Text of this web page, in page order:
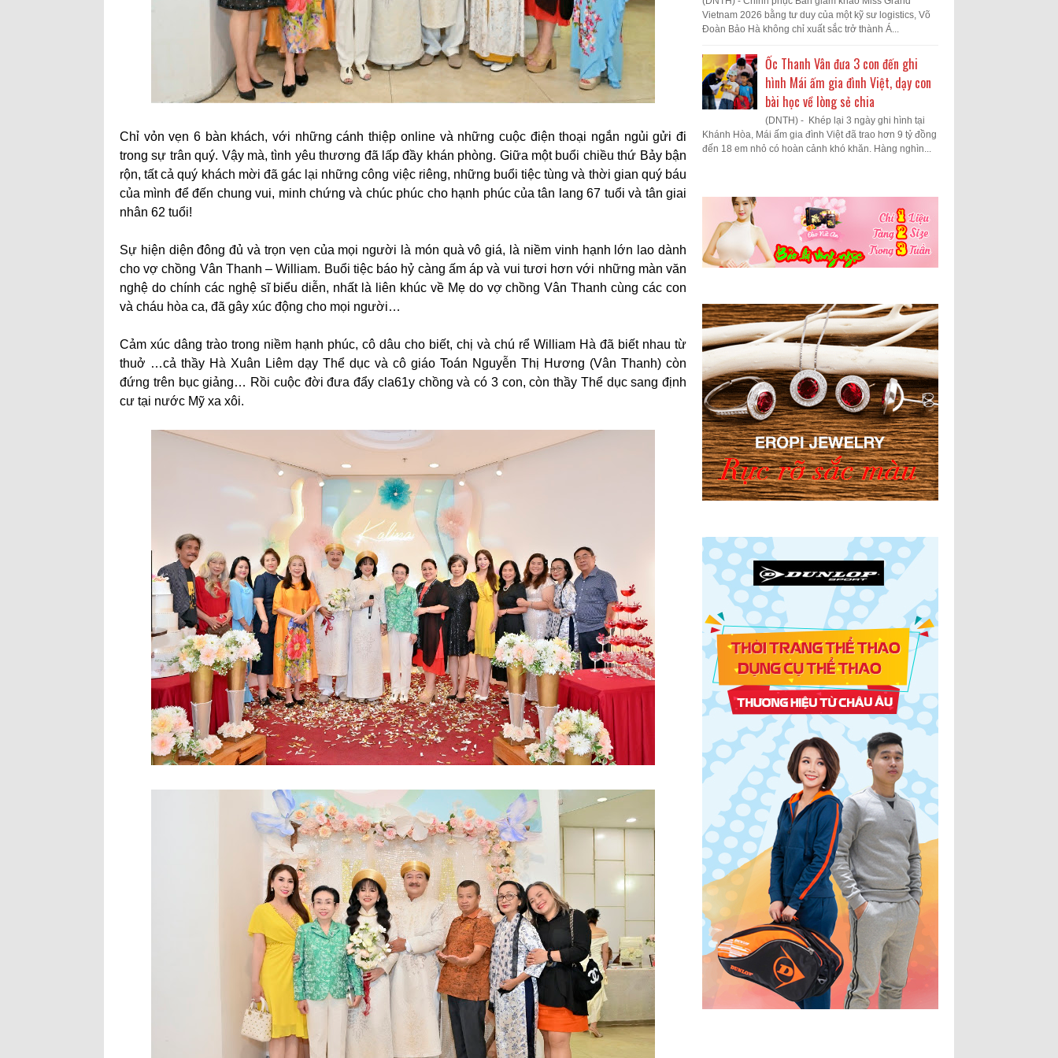
Chỉ vỏn vẹn 6 bàn khách, với những cánh thiệp online và những cuộc điện thoại ngắn ngủi gửi đi
trong sự trân quý. Vậy mà, tình yêu thương đã lấp đầy khán phòng. Giữa một buổi chiều thứ Bảy bận
rộn, tất cả quý khách mời đã gác lại những công việc riêng, những buổi tiệc tùng và thời gian quý báu
của mình để đến chung vui, minh chứng và chúc phúc cho hạnh phúc của tân lang 67 tuổi và tân giai
nhân 62 tuổi!
​Sự hiện diện đông đủ và trọn vẹn của mọi người là món quà vô giá, là niềm vinh hạnh lớn lao dành
cho vợ chồng Vân Thanh – William. Buổi tiệc báo hỷ càng ấm áp và vui tươi hơn với những màn văn
nghệ do chính các nghệ sĩ biểu diễn, nhất là liên khúc về Mẹ do vợ chồng Vân Thanh cùng các con
và cháu hòa ca, đã gây xúc động cho mọi người…
​Cảm xúc dâng trào trong niềm hạnh phúc, cô dâu cho biết, chị và chú rể William Hà đã biết nhau từ
thuở …cả thầy Hà Xuân Liêm dạy Thể dục và cô giáo Toán Nguyễn Thị Hương (Vân Thanh) còn
đứng trên bục giảng… Rồi cuộc đời đưa đẩy cla61y chồng và có 3 con, còn thầy Thể dục sang định
cư tại nước Mỹ xa xôi.
Vietnam 2026 bằng tư duy của một kỹ sư logistics, Võ
Đoàn Bảo Hà không chỉ xuất sắc trở thành Á...
Ốc Thanh Vân đưa 3 con đến ghi
hình Mái ấm gia đình Việt, dạy con
bài học về lòng sẻ chia
(DNTH) - Khép lại 3 ngày ghi hình tại
Khánh Hòa, Mái ấm gia đình Việt đã trao hơn 9 tỷ đồng
đến 18 em nhỏ có hoàn cảnh khó khăn. Hàng nghìn...